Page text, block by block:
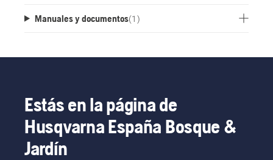
Manuales y documentos(1 )
Estás en la página de
Husqvarna España Bosque &
Jardín